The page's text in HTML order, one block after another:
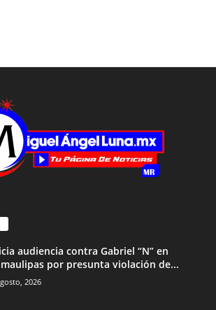
audiencia contra Gabriel “N” en
por presunta violación de...
2026